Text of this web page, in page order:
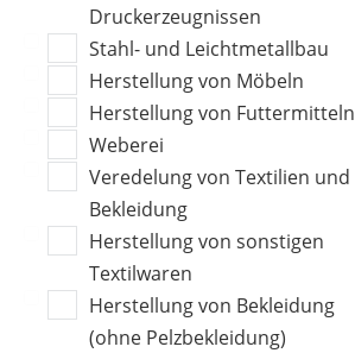
Druckerzeugnissen
Stahl- und Leichtmetallbau
Herstellung von Möbeln
Herstellung von Futtermitteln
Weberei
Veredelung von Textilien und
Bekleidung
Herstellung von sonstigen
Textilwaren
Herstellung von Bekleidung
(ohne Pelzbekleidung)